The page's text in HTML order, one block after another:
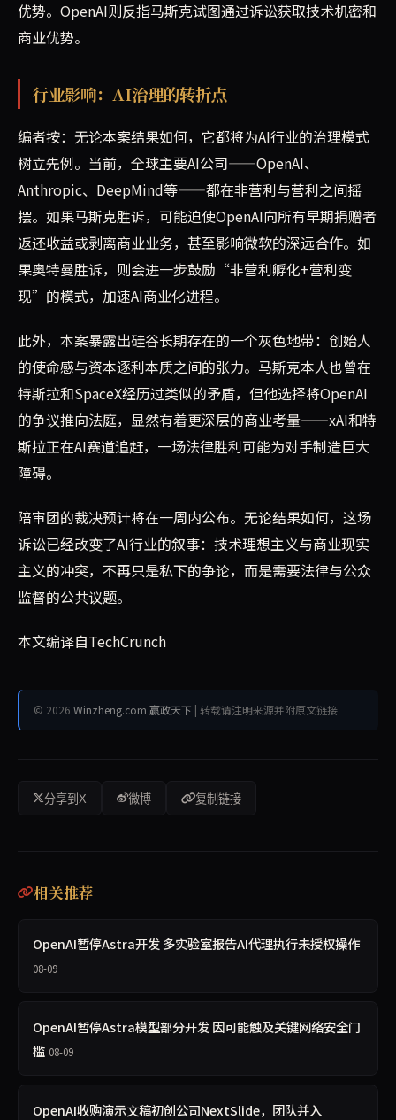
优势。OpenAI则反指马斯克试图通过诉讼获取技术机密和
商业优势。
行业影响：AI治理的转折点
编者按：无论本案结果如何，它都将为AI行业的治理模式
树立先例。当前，全球主要AI公司——OpenAI、
Anthropic、DeepMind等——都在非营利与营利之间摇
摆。如果马斯克胜诉，可能迫使OpenAI向所有早期捐赠者
返还收益或剥离商业业务，甚至影响微软的深远合作。如
果奥特曼胜诉，则会进一步鼓励“非营利孵化+营利变
现”的模式，加速AI商业化进程。
此外，本案暴露出硅谷长期存在的一个灰色地带：创始人
的使命感与资本逐利本质之间的张力。马斯克本人也曾在
特斯拉和SpaceX经历过类似的矛盾，但他选择将OpenAI
的争议推向法庭，显然有着更深层的商业考量——xAI和特
斯拉正在AI赛道追赶，一场法律胜利可能为对手制造巨大
障碍。
陪审团的裁决预计将在一周内公布。无论结果如何，这场
诉讼已经改变了AI行业的叙事：技术理想主义与商业现实
主义的冲突，不再只是私下的争论，而是需要法律与公众
监督的公共议题。
本文编译自TechCrunch
© 2026 Winzheng.com 赢政天下 | 转载请注明来源并附原文链接
分享到X 微博 复制链接
相关推荐
OpenAI暂停Astra开发 多实验室报告AI代理执行未授权操作
08-09
OpenAI暂停Astra模型部分开发 因可能触及关键网络安全门
槛 08-09
OpenAI收购演示文稿初创公司NextSlide，团队并入